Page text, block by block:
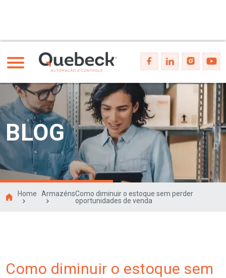
BLOG
Home ArmazénsComo diminuir o estoque sem perder
oportunidades de venda
Como diminuir o estoque sem